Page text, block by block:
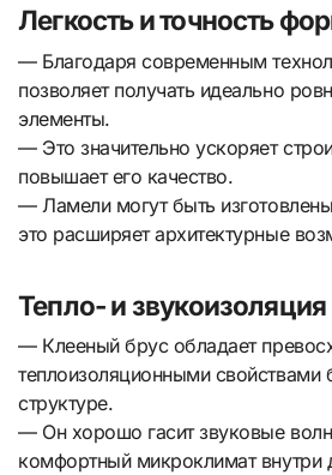
Легкость и точность
— Благодаря современным
позволяет получать идеально
элементы.
— Это значительно ускоряет
повышает его качество.
— Ламели могут быть
это расширяет архитектурные
Тепло- и звукоизоляция
— Клееный брус обладает
теплоизоляционными свойствами
структуре.
— Он хорошо гасит звуковые
комфортный микроклимат внутри